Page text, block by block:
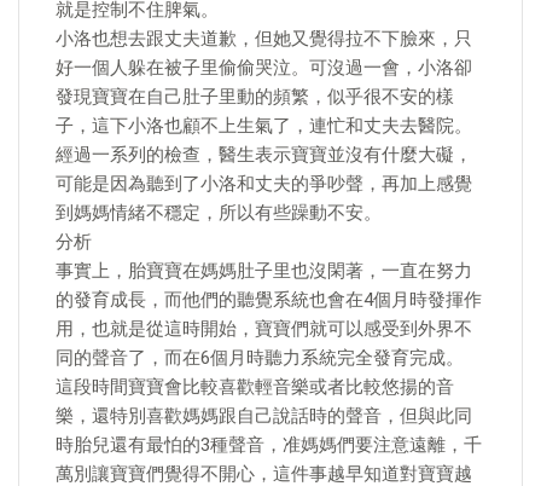
就是控制不住脾氣。
小洛也想去跟丈夫道歉，但她又覺得拉不下臉來，只
好一個人躲在被子里偷偷哭泣。可沒過一會，小洛卻
發現寶寶在自己肚子里動的頻繁，似乎很不安的樣
子，這下小洛也顧不上生氣了，連忙和丈夫去醫院。
經過一系列的檢查，醫生表示寶寶並沒有什麼大礙，
可能是因為聽到了小洛和丈夫的爭吵聲，再加上感覺
到媽媽情緒不穩定，所以有些躁動不安。
分析
事實上，胎寶寶在媽媽肚子里也沒閑著，一直在努力
的發育成長，而他們的聽覺系統也會在4個月時發揮作
用，也就是從這時開始，寶寶們就可以感受到外界不
同的聲音了，而在6個月時聽力系統完全發育完成。
這段時間寶寶會比較喜歡輕音樂或者比較悠揚的音
樂，還特別喜歡媽媽跟自己說話時的聲音，但與此同
時胎兒還有最怕的3種聲音，准媽媽們要注意遠離，千
萬別讓寶寶們覺得不開心，這件事越早知道對寶寶越